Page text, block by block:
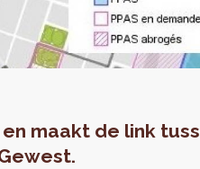
maakt de link